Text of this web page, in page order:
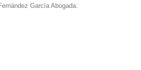
García Abogada.